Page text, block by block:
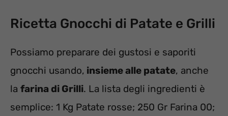
Ricetta Gnocchi di Patate e Grilli
Possiamo preparare dei gustosi e saporiti
gnocchi usando, insieme alle patate, anche
la farina di Grilli. La lista degli ingredienti è
semplice: 1 Kg Patate rosse; 250 Gr Farina 00;